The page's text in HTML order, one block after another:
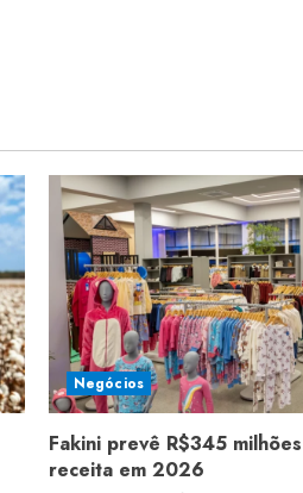
Negócios
Fakini prevê R$345
receita em 2026